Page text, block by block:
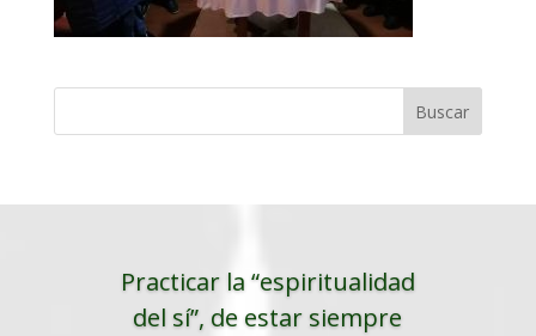
Practicar la “espiritualidad
del sí”, de estar siempre